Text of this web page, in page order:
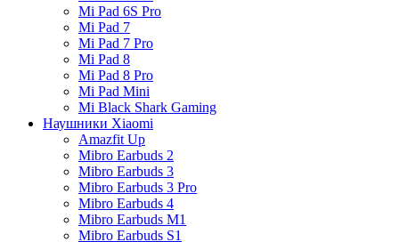
Mi Pad 6S Pro
Mi Pad 7
Mi Pad 7 Pro
Mi Pad 8
Mi Pad 8 Pro
Mi Pad Mini
Mi Black Shark Gaming
Наушники Xiaomi
Amazfit Up
Mibro Earbuds 2
Mibro Earbuds 3
Mibro Earbuds 3 Pro
Mibro Earbuds 4
Mibro Earbuds M1
Mibro Earbuds S1